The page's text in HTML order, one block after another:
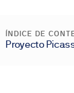
ÍNDICE DE
Proyecto